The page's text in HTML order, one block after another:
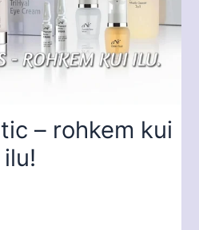
– rohkem kui
ilu!